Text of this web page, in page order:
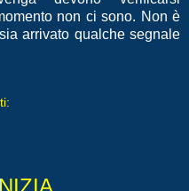
non ci sono. Non è
arrivato qualche segnale